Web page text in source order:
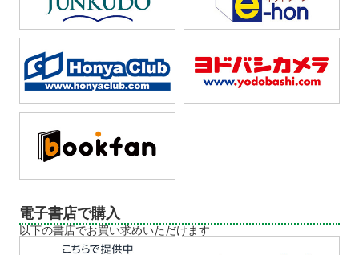
電子書店で購入
以下の書店でお買い求めいただけます